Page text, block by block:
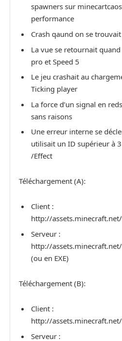
spawners sur
performance
Crash qaund on se
La vue se retournait
pro et Speed 5
Le jeu crashait au
Ticking player
La force d’un signal en
sans raisons
Une erreur interne se
utilisait un ID supérieur à
/Effect
Téléchargement (A):
Client :
http://
Serveur :
http://
(ou en EXE)
Téléchargement (B):
Client :
http://
Serveur :